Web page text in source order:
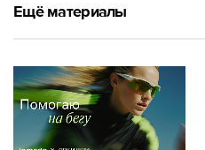
Ещё материалы